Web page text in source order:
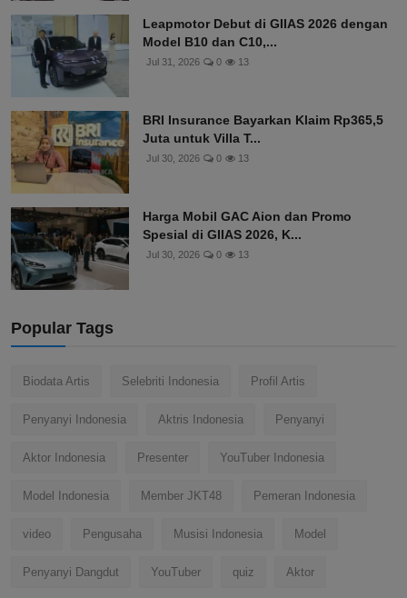
Leapmotor Debut di GIIAS 2026 dengan
Model B10 dan C10,...
Jul 31, 2026 0 13
BRI Insurance Bayarkan Klaim Rp365,5
Juta untuk Villa T...
Jul 30, 2026 0 13
Harga Mobil GAC Aion dan Promo
Spesial di GIIAS 2026, K...
Jul 30, 2026 0 13
Popular Tags
Biodata Artis Selebriti Indonesia Profil Artis
Penyanyi Indonesia Aktris Indonesia Penyanyi
Aktor Indonesia Presenter YouTuber Indonesia
Model Indonesia Member JKT48 Pemeran Indonesia
video Pengusaha Musisi Indonesia Model
Penyanyi Dangdut YouTuber quiz Aktor